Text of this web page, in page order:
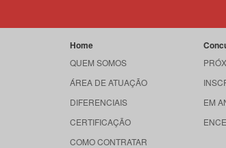
Home
QUEM SOMOS
ÁREA DE ATUAÇÃO
DIFERENCIAIS
CERTIFICAÇÃO
COMO CONTRATAR
EM